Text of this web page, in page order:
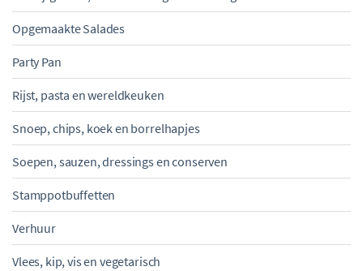
Opgemaakte Salades
Party Pan
Rijst, pasta en wereldkeuken
Snoep, chips, koek en borrelhapjes
Soepen, sauzen, dressings en conserven
Stamppotbuffetten
Verhuur
Vlees, kip, vis en vegetarisch